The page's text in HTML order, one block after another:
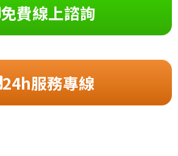
免費線上諮詢
24h服務專線